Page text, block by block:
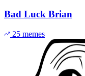
Bad Luck Brian
25 memes